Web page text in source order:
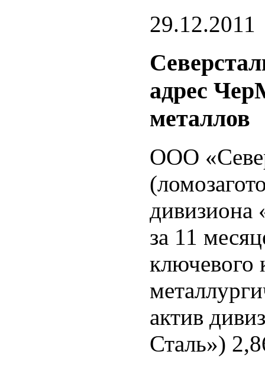
29.12.2011
адрес
металлов
ООО
дивизиона
за 11
ключевого
актив
Сталь»)